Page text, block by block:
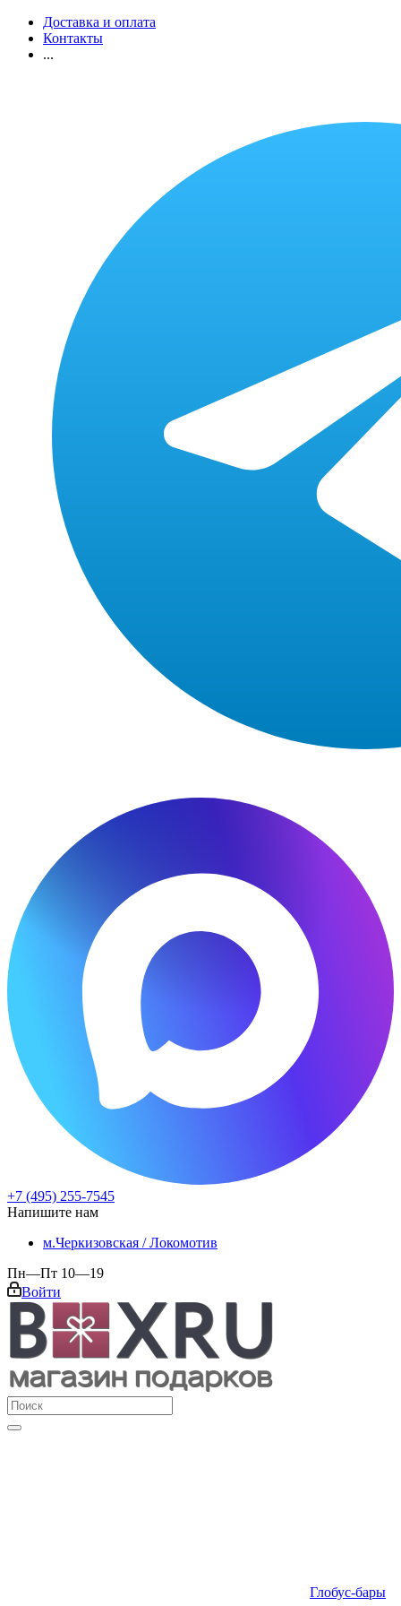
Доставка и оплата
Контакты
...
+7 (495) 255-7545
Напишите нам
м.Черкизовская / Локомотив
Пн—Пт 10—19
Войти
Глобус-бары